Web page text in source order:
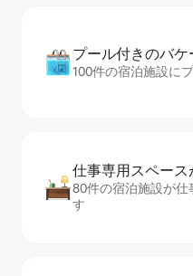
プール付きのバ⁠
100件の宿泊施設に
仕事専用ス⁠ペ⁠ー⁠
80件の宿泊施設が仕
す